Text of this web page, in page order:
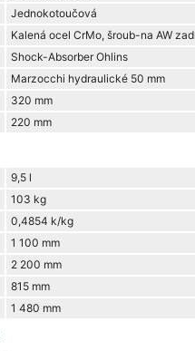
Jednokotoučová
Kalená ocel CrMo, šroub-na AW
Shock-Absorber Ohlins
Marzocchi hydraulické 50 mm
320 mm
220 mm
9,5 l
103 kg
0,4854 k/kg
1 100 mm
2 200 mm
815 mm
1 480 mm